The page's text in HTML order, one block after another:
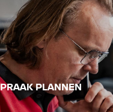
PLANNEN